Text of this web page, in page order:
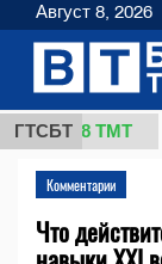
ГТСБТ
ТМТ
Комментарии
Что
Август 8, 2026